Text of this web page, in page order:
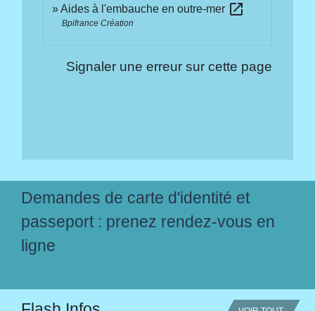
Aides à l'embauche en outre-mer open_in_new
Bpifrance Création
Signaler une erreur sur cette page
Demandes de carte d'identité et
passeport : prenez rendez-vous en
ligne